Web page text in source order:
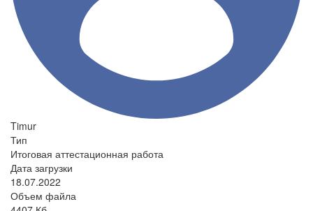
Timur
Тип
Итоговая аттестационная работа
Дата загрузки
18.07.2022
Объем файла